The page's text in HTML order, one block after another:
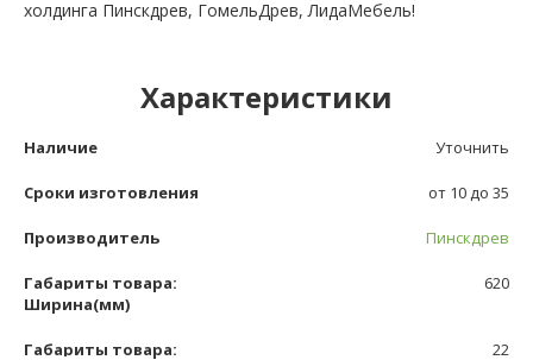
холдинга Пинскдрев, ГомельДрев, ЛидаМебель!
Характеристики
Наличие Уточнить
Сроки изготовления от 10 до 35
Производитель Пинскдрев
Габариты товара:
Ширина(мм)
620
Габариты товара:
22